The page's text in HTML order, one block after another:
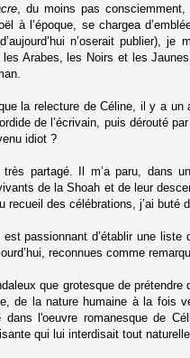
, du moins pas consciemment,
à l’époque, se chargea
n’oserait publier),
Arabes, les Noirs et les
la relecture de Céline, il y a un
de l’écrivain, puis dérouté
idiot ?
très partagé. Il m’a paru,
de la Shoah et de leur
recueil des célébrations, j’ai buté
passionnant d’établir une
reconnues comme
que grotesque de
de la nature humaine à la fois
l'oeuvre romanesque de
qui lui interdisait tout